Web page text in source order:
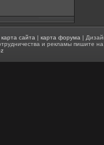
карта сайта |карта форума |
и рекламы пишите